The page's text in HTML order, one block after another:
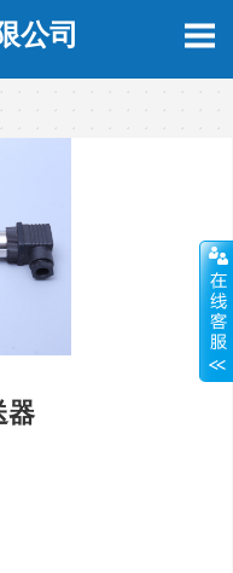
公司
器